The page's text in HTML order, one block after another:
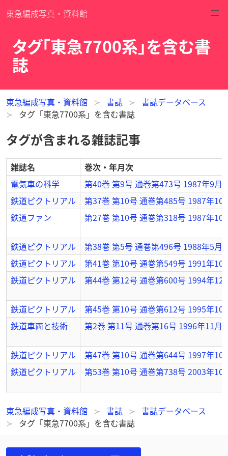
東急編成写真・資料館
タグ「東急7700系」を含む書
誌
東急編成写真・資料館 書誌
書誌データベース
タグ「東急7700系」を含む書誌
タグが含まれる雑誌記事
雑誌名
巻次・年月次
電気車の科学
第40巻 第9号 通巻第473号 1987年9月
鉄道ピクトリアル
第37巻 第10号 通巻第485号 1987年10
鉄道ファン
第27巻 第10号 通巻第318号 1987年10
鉄道ピクトリアル
第38巻 第5号 通巻第496号 1988年5月
鉄道ピクトリアル
第41巻 第10号 通巻第549号 1991年10
鉄道ピクトリアル
第44巻 第12号 通巻第600号 1994年12
鉄道ピクトリアル
第45巻 第10号 通巻第612号 1995年10
鉄道車両と技術
第2巻 第11号 通巻第16号 1996年11月
鉄道ピクトリアル
第47巻 第10号 通巻第644号 1997年10
鉄道ピクトリアル
第53巻 第10号 通巻第738号 2003年10
東急編成写真・資料館 書誌
書誌データベース
タグ「東急7700系」を含む書誌